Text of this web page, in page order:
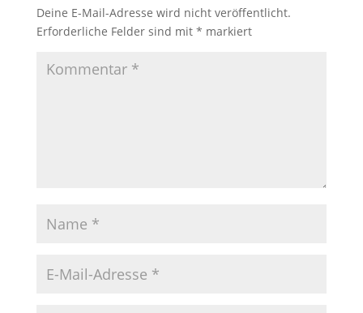
Deine E-Mail-Adresse wird nicht veröffentlicht.
Erforderliche Felder sind mit * markiert